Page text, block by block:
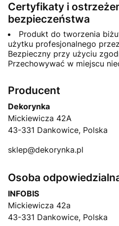
Certyfikaty i
bezpieczeństwa
Produkt do tworzenia
użytku profesjonalnego
Bezpieczny przy użyciu
Przechowywać w miejscu
Producent
Dekorynka
Mickiewicza 42A
43-331 Dankowice, Polska
sklep@dekorynka.pl
Osoba
INFOBIS
Mickiewicza 42a
43-331 Dankowice, Polska